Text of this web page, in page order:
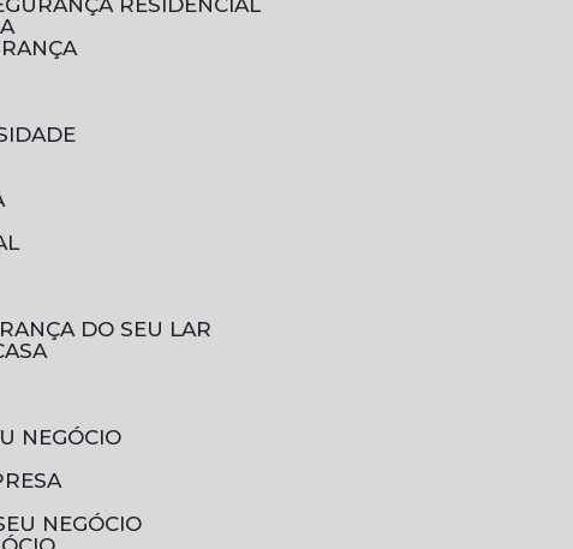
RESIDENCIAL
DO SEU LAR
NEGÓCIO
NEGÓCIO